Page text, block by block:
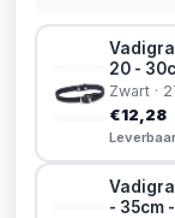
20 -
Zwart ·
€12,28
Leverbaar
- 35cm